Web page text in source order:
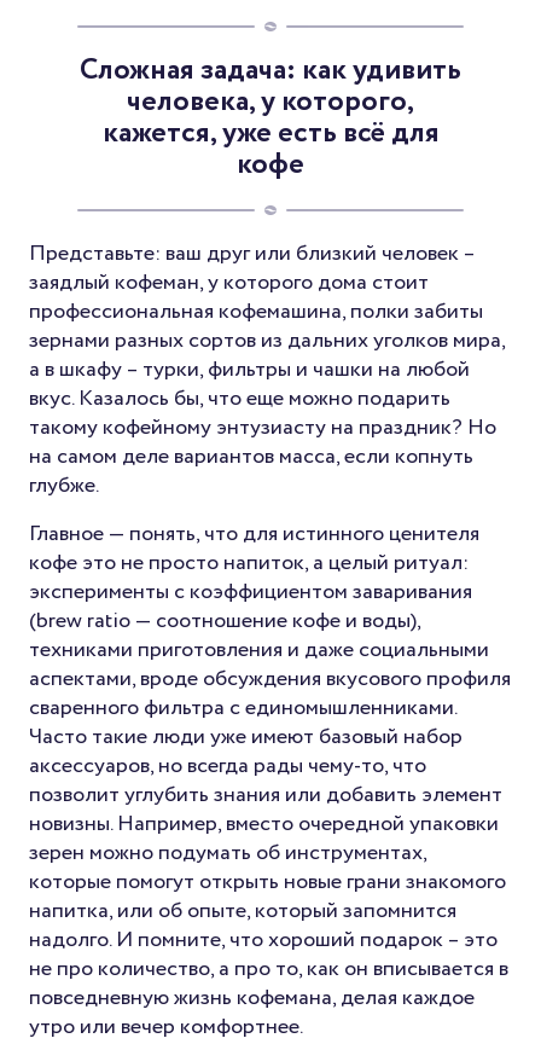
Сложная задача: как удивить
человека, у которого,
кажется, уже есть всё для
кофе
Представьте: ваш друг или близкий человек –
заядлый кофеман, у которого дома стоит
профессиональная кофемашина, полки забиты
зернами разных сортов из дальних уголков мира,
а в шкафу – турки, фильтры и чашки на любой
вкус. Казалось бы, что еще можно подарить
такому кофейному энтузиасту на праздник? Но
на самом деле вариантов масса, если копнуть
глубже.
Главное — понять, что для истинного ценителя
кофе это не просто напиток, а целый ритуал:
эксперименты с коэффициентом заваривания
(brew ratio — соотношение кофе и воды),
техниками приготовления и даже социальными
аспектами, вроде обсуждения вкусового профиля
сваренного фильтра с единомышленниками.
Часто такие люди уже имеют базовый набор
аксессуаров, но всегда рады чему-то, что
позволит углубить знания или добавить элемент
новизны. Например, вместо очередной упаковки
зерен можно подумать об инструментах,
которые помогут открыть новые грани знакомого
напитка, или об опыте, который запомнится
надолго. И помните, что хороший подарок – это
не про количество, а про то, как он вписывается в
повседневную жизнь кофемана, делая каждое
утро или вечер комфортнее.